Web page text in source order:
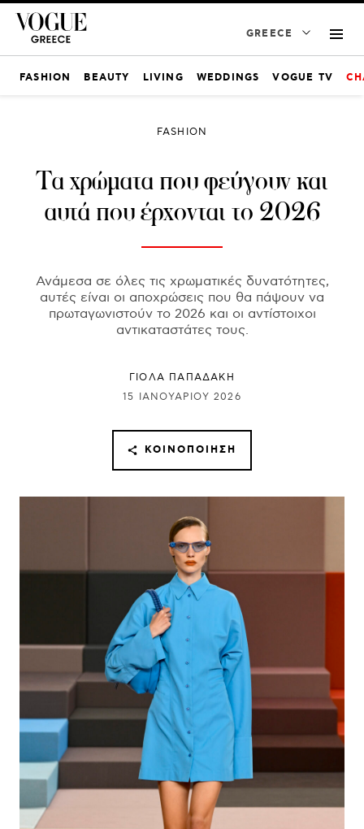
GREECE
FASHION BEAUTY LIVING WEDDINGS VOGUE TV
FASHION
Τα χρώματα που φεύγουν και
αυτά που έρχονται το 2026
Ανάμεσα σε όλες τις χρωματικές δυνατότητες,
αυτές είναι οι αποχρώσεις που θα πάψουν να
πρωταγωνιστούν το 2026 και οι αντίστοιχοι
αντικαταστάτες τους.
ΓΙΌΛΑ ΠΑΠΑΔΆΚΗ
15 ΙΑΝΟΥΑΡΊΟΥ 2026
ΚΟΙΝΟΠΟΊΗΣΗ